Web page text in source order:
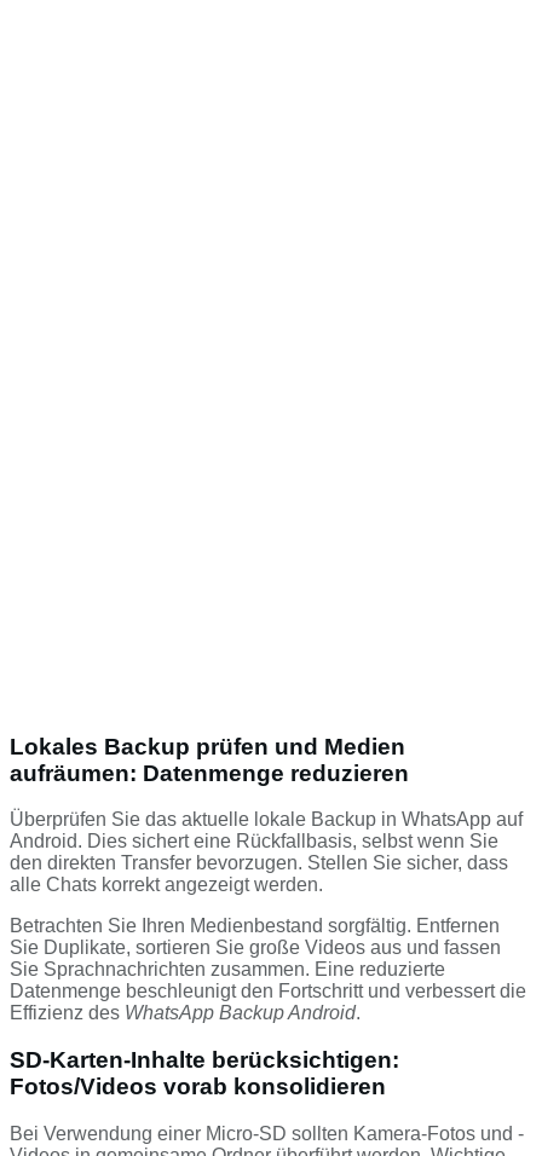
Lokales Backup prüfen und Medien
aufräumen: Datenmenge reduzieren
Überprüfen Sie das aktuelle lokale Backup in WhatsApp auf
Android. Dies sichert eine Rückfallbasis, selbst wenn Sie
den direkten Transfer bevorzugen. Stellen Sie sicher, dass
alle Chats korrekt angezeigt werden.
Betrachten Sie Ihren Medienbestand sorgfältig. Entfernen
Sie Duplikate, sortieren Sie große Videos aus und fassen
Sie Sprachnachrichten zusammen. Eine reduzierte
Datenmenge beschleunigt den Fortschritt und verbessert die
Effizienz des WhatsApp Backup Android.
SD-Karten-Inhalte berücksichtigen:
Fotos/Videos vorab konsolidieren
Bei Verwendung einer Micro-SD sollten Kamera-Fotos und -